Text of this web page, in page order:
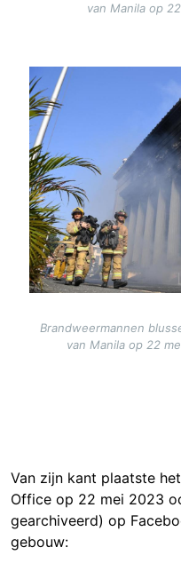
van Manila op
Image
Brandweermannen
van Manila op 22
Van zijn kant plaatste
Office op 22 mei 2023
gearchiveerd) op
gebouw: